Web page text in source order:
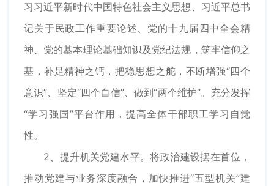
习习近平新时代中国特色社会主义思想、习近平总书
记关于民政工作重要论述、党的十九届四中全会精
神、党的基本理论基础知识及党纪法规，筑牢信仰之
基，补足精神之钙，把稳思想之舵，不断增强“四个
意识”、坚定“四个自信”、做到“两个维护”。充分发挥
“学习强国”平台作用，提高全体干部职工学习自觉
性。
2、提升机关党建水平。将政治建设摆在首位，
推动党建与业务深度融合，加快推进“五型机关”建